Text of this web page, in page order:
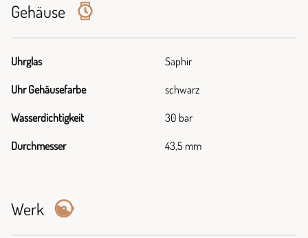
Gehäuse
Uhrglas Saphir
Uhr Gehäusefarbe schwarz
Wasserdichtigkeit 30 bar
Durchmesser 43,5 mm
Werk